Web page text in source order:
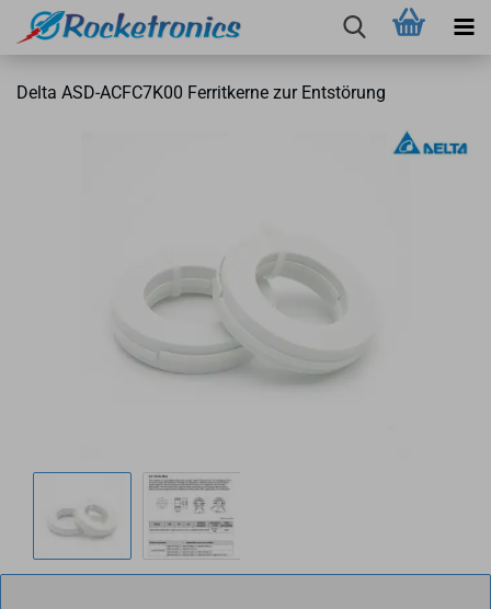
Delta ASD-​ACFC7K00 Fer­rit­ker­ne zur Ent­stö­rung